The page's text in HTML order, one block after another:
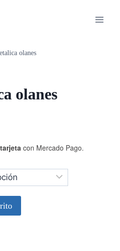
olanes
olanes
con Mercado Pago.